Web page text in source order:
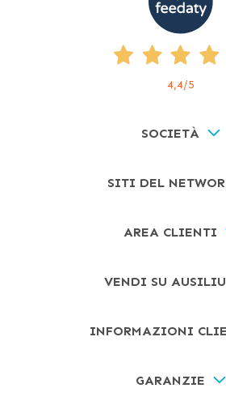
4,4/5
SOCIETÀ
SITI DEL
AREA CLIENTI
VENDI SU
INFORMAZIONI
GARANZIE